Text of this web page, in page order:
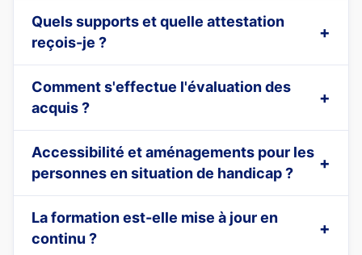
Quels supports et quelle attestation
reçois-je ?
Comment s'effectue l'évaluation des
acquis ?
Accessibilité et aménagements pour les
personnes en situation de handicap ?
La formation est-elle mise à jour en
continu ?